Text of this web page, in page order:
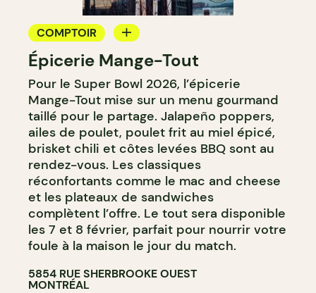
COMPTOIR
CAVISTE
Épicerie Mange-Tout
Pour le Super Bowl 2026, l’épicerie
Mange-Tout mise sur un menu gourmand
taillé pour le partage. Jalapeño poppers,
ailes de poulet, poulet frit au miel épicé,
brisket chili et côtes levées BBQ sont au
rendez-vous. Les classiques
réconfortants comme le mac and cheese
et les plateaux de sandwiches
complètent l’offre. Le tout sera disponible
les 7 et 8 février, parfait pour nourrir votre
foule à la maison le jour du match.
5854 RUE SHERBROOKE OUEST
MONTRÉAL